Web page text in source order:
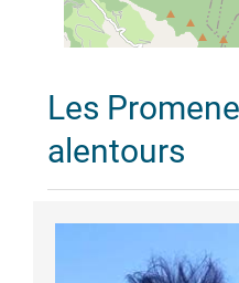
Les
alentours